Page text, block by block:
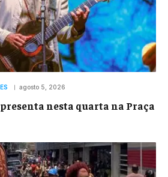
agosto 5, 2026
nesta quarta na Praça